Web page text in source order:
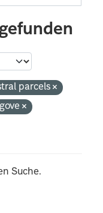
parcels
gove
Suche.